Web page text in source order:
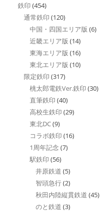
鉄印 (454)
通常鉄印 (120)
中国・四国エリア版 (6)
近畿エリア版 (14)
東海エリア版 (16)
東北エリア版 (10)
限定鉄印 (317)
桃太郎電鉄Ver.鉄印 (30)
直筆鉄印 (40)
高校生鉄印 (29)
東北DC(9)
コラボ鉄印 (16)
1周年記念 (7)
駅鉄印 (56)
井原鉄道 (5)
智頭急行(2)
秋田内陸縦貫鉄道 (45)
のと鉄道 (3)